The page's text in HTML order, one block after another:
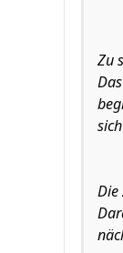
Zu
Die